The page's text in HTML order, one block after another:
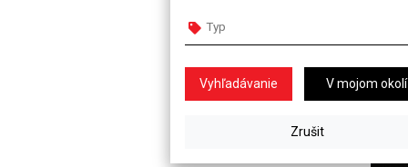
V mojom okolí